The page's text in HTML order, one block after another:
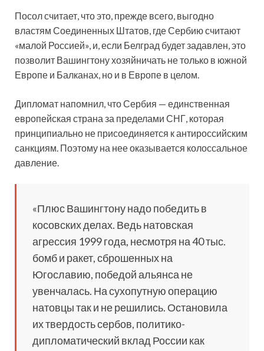
Посол считает, что это, прежде всего, выгодно
властям Соединенных Штатов, где Сербию считают
«малой Россией», и, если Белград будет задавлен, это
позволит Вашингтону хозяйничать не только в южной
Европе и Балканах, но и в Европе в целом.
Дипломат напомнил, что Сербия — единственная
европейская страна за пределами СНГ, которая
принципиально не присоединяется к антироссийским
санкциям. Поэтому на нее оказывается колоссальное
давление.
«Плюс Вашингтону надо победить в
косовских делах. Ведь натовская
агрессия 1999 года, несмотря на 40 тыс.
бомб и ракет, сброшенных на
Югославию, победой альянса не
увенчалась. На сухопутную операцию
натовцы так и не решились. Остановила
их твердость сербов, политико-
дипломатический вклад России как